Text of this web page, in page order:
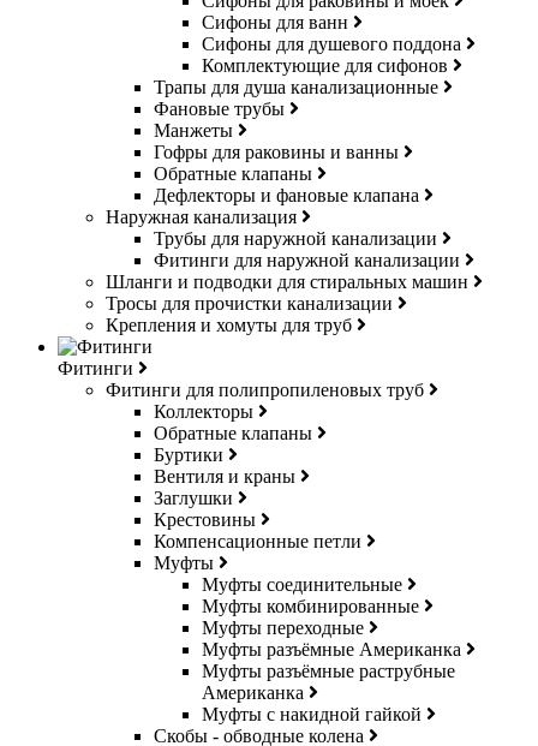
Сифоны для ванн
Сифоны для душевого поддона
Комплектующие для сифонов
Трапы для душа канализационные
Фановые трубы
Манжеты
Гофры для раковины и ванны
Обратные клапаны
Дефлекторы и фановые клапана
Наружная канализация
Трубы для наружной канализации
Фитинги для наружной канализации
Шланги и подводки для стиральных машин
Тросы для прочистки канализации
Крепления и хомуты для труб
Фитинги
Фитинги для полипропиленовых труб
Коллекторы
Обратные клапаны
Буртики
Вентиля и краны
Заглушки
Крестовины
Компенсационные петли
Муфты
Муфты соединительные
Муфты комбинированные
Муфты переходные
Муфты разъёмные Американка
Муфты разъёмные раструбные
Американка
Муфты с накидной гайкой
Скобы - обводные колена